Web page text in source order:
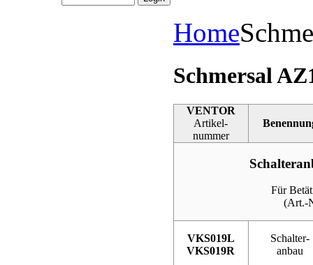
Home
Schmersal
VENTOR
Artikel-
nummer
Für
(Art.-
VKS019L
VKS019R
Schalter-
anbau